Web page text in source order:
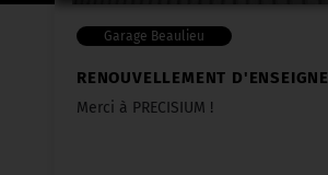
Garage Beaulieu
RENOUVELLEMENT D'ENSEIGNE
Merci à PRECISIUM !